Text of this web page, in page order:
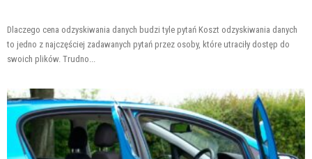
Dlaczego cena odzyskiwania danych budzi tyle pytań Koszt odzyskiwania danych
to jedno z najczęściej zadawanych pytań przez osoby, które utraciły dostęp do
swoich plików. Trudno...